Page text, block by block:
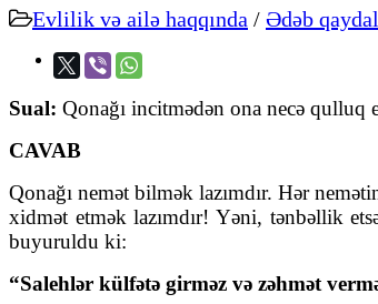
Evlilik və ailə haqqında / Ədəb
Sual: Qonağı incitmədən ona necə qulluq
CAVAB
Qonağı nemət bilmək lazımdır. Hər
xidmət etmək lazımdır! Yəni, tənbəllik
buyuruldu ki:
“Salehlər külfətə girməz və zəhmət